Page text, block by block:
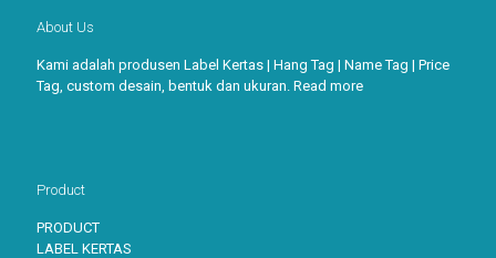
About Us
Kami adalah produsen Label Kertas | Hang Tag | Name Tag | Price
Tag, custom desain, bentuk dan ukuran. Read more
Product
PRODUCT
LABEL KERTAS